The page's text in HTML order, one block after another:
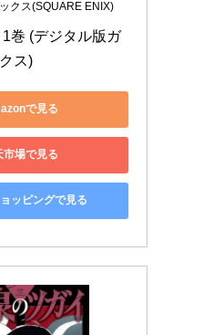
クス(SQUARE ENIX)
巻 (デジタル版ガ
ス)
で見る
市場で見る
ッピングで見る